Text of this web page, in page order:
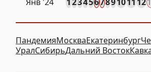
ПандемияМоскваЕкатеринбург
УралСибирьДальний Восток